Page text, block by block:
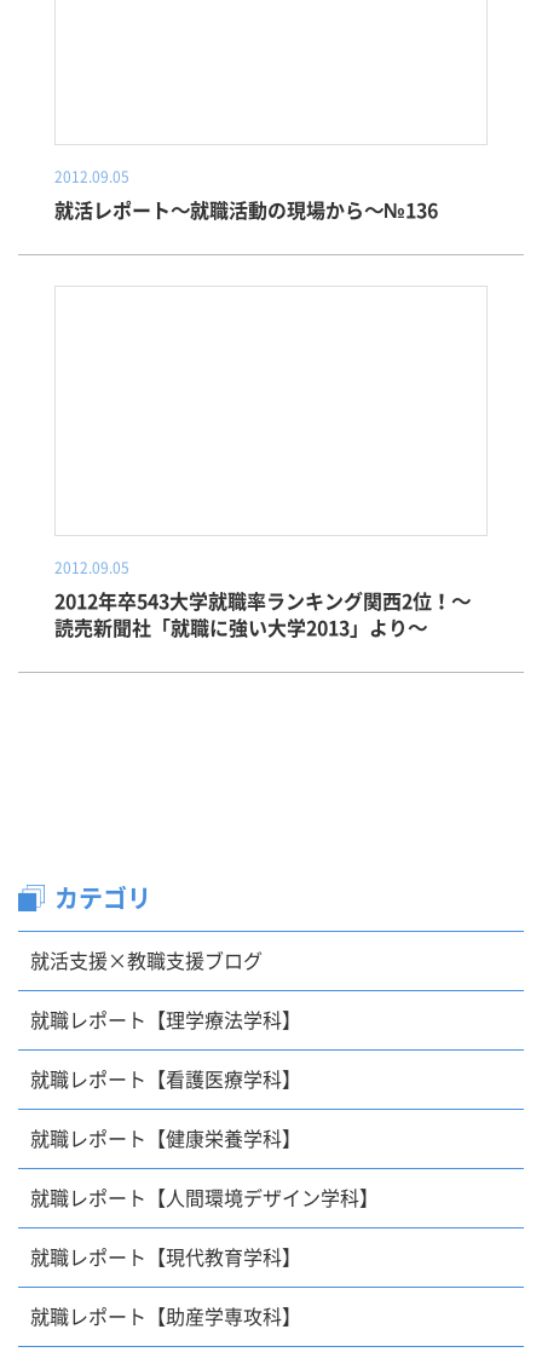
2012.09.05
就活レポート～就職活動の現場から～№136
2012.09.05
2012年卒543大学就職率ランキング関西2位！～
読売新聞社「就職に強い大学2013」より～
カテゴリ
就活支援×教職支援ブログ
就職レポート【理学療法学科】
就職レポート【看護医療学科】
就職レポート【健康栄養学科】
就職レポート【人間環境デザイン学科】
就職レポート【現代教育学科】
就職レポート【助産学専攻科】